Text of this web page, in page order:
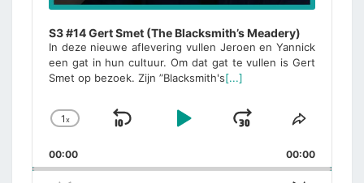
S3 #14 Gert Smet (The Blacksmith’s Meadery)
In deze nieuwe aflevering vullen Jeroen en Yannick
een gat in hun cultuur. Om dat gat te vullen is Gert
Smet op bezoek. Zijn ”Blacksmith's[...]
Change
Rate
1x
Skip
Play
Jump
Forward
Share
Episode
00:00 00:00